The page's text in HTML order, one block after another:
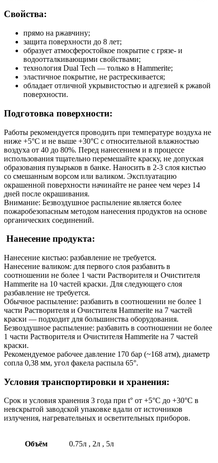
Свойства:
прямо на ржавчину;
защита поверхности до 8 лет;
образует атмосферостойкое покрытие с грязе- и
водоотталкивающими свойствами;
технология Dual Tech — только в Hammerite;
эластичное покрытие, не растрескивается;
обладает отличной укрывистостью и адгезией к ржавой
поверхности.
Подготовка поверхности:
Работы рекомендуется проводить при температуре воздуха не
ниже +5°С и не выше +30°С с относительной влажностью
воздуха от 40 до 80%. Перед нанесением и в процессе
использования тщательно перемешайте краску, не допуская
образования пузырьков в банке. Наносить в 2-3 слоя кистью
со смешанным ворсом или валиком. Эксплуатацию
окрашенной поверхности начинайте не ранее чем через 14
дней после окрашивания.
Внимание: Безвоздушное распыление является более
пожаробезопасным методом нанесения продуктов на основе
органических соединений.
Нанесение продукта:
Нанесение кистью: разбавление не требуется.
Нанесение валиком: для первого слоя разбавить в
соотношении не более 1 части Растворителя и Очистителя
Hammerite на 10 частей краски. Для следующего слоя
разбавление не требуется.
Обычное распыление: разбавить в соотношении не более 1
части Растворителя и Очистителя Hammerite на 7 частей
краски — подходит для большинства оборудования.
Безвоздушное распыление: разбавить в соотношении не более
1 части Растворителя и Очистителя Hammerite на 7 частей
краски.
Рекомендуемое рабочее давление 170 бар (~168 атм), диаметр
сопла 0,38 мм, угол факела распыла 65°.
Условия транспортировки и хранения:
Срок и условия хранения 3 года при t° от +5°С до +30°С в
невскрытой заводской упаковке вдали от источников
излучения, нагревательных и осветительных приборов.
Объём 0.75л , 2л , 5л